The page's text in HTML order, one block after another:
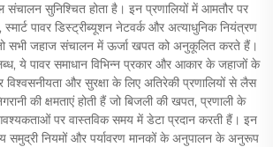
सुनिश्चित होता है। इन प्रणालियों में आमतौर पर
पावर डिस्ट्रीब्यूशन नेटवर्क और अत्याधुनिक नियंत्रण
सभी जहाज संचालन में ऊर्जा खपत को अनुकूलित करते हैं।
ये पावर समाधान विभिन्न प्रकार और आकार के जहाजों के
और सुरक्षा के लिए अतिरेकी प्रणालियों से लैस
की क्षमताएं होती हैं जो बिजली की खपत, प्रणाली के
पर वास्तविक समय में डेटा प्रदान करती हैं। इन
समुद्री नियमों और पर्यावरण मानकों के अनुपालन के अनुरूप